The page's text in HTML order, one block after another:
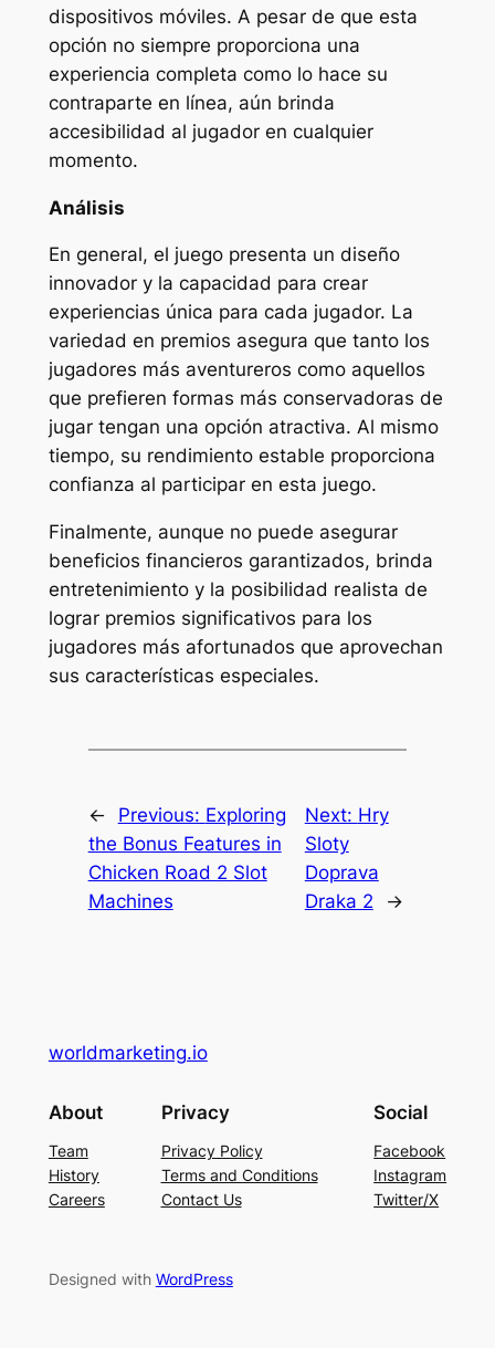
dispositivos móviles. A pesar de que esta
opción no siempre proporciona una
experiencia completa como lo hace su
contraparte en línea, aún brinda
accesibilidad al jugador en cualquier
momento.
Análisis
En general, el juego presenta un diseño
innovador y la capacidad para crear
experiencias única para cada jugador. La
variedad en premios asegura que tanto los
jugadores más aventureros como aquellos
que prefieren formas más conservadoras de
jugar tengan una opción atractiva. Al mismo
tiempo, su rendimiento estable proporciona
confianza al participar en esta juego.
Finalmente, aunque no puede asegurar
beneficios financieros garantizados, brinda
entretenimiento y la posibilidad realista de
lograr premios significativos para los
jugadores más afortunados que aprovechan
sus características especiales.
← Previous: Exploring
the Bonus Features in
Chicken Road 2 Slot
Machines
Next: Hry
Sloty
Doprava
Draka 2
→
worldmarketing.io
About
Team
History
Careers
Privacy
Privacy Policy
Terms and Conditions
Contact Us
Social
Facebook
Instagram
Twitter/X
Designed with WordPress